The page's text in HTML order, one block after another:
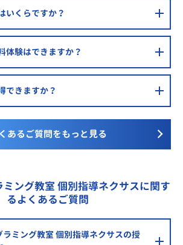
いくらですか？
体験はできますか？
できますか？
あるご質問をもっと見る
ミング教室 個別指導ネクサスに関す
るよくあるご質問
ミング教室 個別指導ネクサスの授